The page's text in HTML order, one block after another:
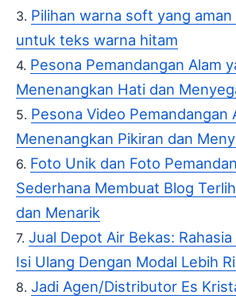
Pilihan warna soft yang
untuk teks warna hitam
Pesona Pemandangan Alam
Menenangkan Hati dan
Pesona Video Pemandangan
Menenangkan Pikiran dan
Foto Unik dan Foto
Sederhana Membuat Blog
dan Menarik
Jual Depot Air Bekas:
Isi Ulang Dengan Modal Lebih
Jadi Agen/Distributor Es